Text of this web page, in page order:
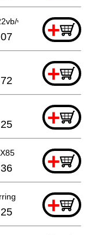
vd Dh24pb-vd/
+
+
+
+
+